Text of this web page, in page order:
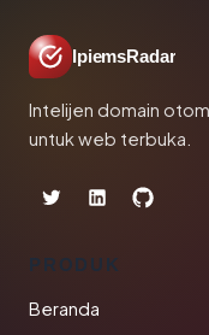
IpiemsRadar
Intelijen domain
untuk web terbuka.
PRODUK
Beranda